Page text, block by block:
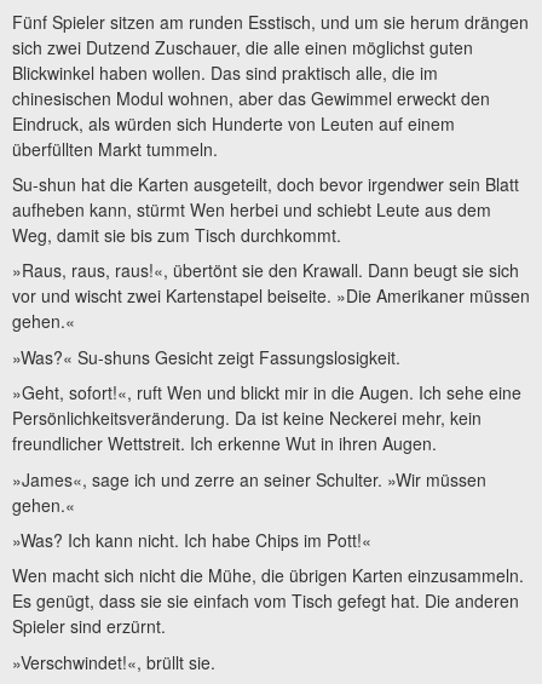
Fünf Spieler sitzen am runden Esstisch, und um sie herum drängen
sich zwei Dutzend Zuschauer, die alle einen möglichst guten
Blickwinkel haben wollen. Das sind praktisch alle, die im
chinesischen Modul wohnen, aber das Gewimmel erweckt den
Eindruck, als würden sich Hunderte von Leuten auf einem
überfüllten Markt tummeln.
Su-shun hat die Karten ausgeteilt, doch bevor irgendwer sein Blatt
aufheben kann, stürmt Wen herbei und schiebt Leute aus dem
Weg, damit sie bis zum Tisch durchkommt.
»Raus, raus, raus!«, übertönt sie den Krawall. Dann beugt sie sich
vor und wischt zwei Kartenstapel beiseite. »Die Amerikaner müssen
gehen.«
»Was?« Su-shuns Gesicht zeigt Fassungslosigkeit.
»Geht, sofort!«, ruft Wen und blickt mir in die Augen. Ich sehe eine
Persönlichkeitsveränderung. Da ist keine Neckerei mehr, kein
freundlicher Wettstreit. Ich erkenne Wut in ihren Augen.
»James«, sage ich und zerre an seiner Schulter. »Wir müssen
gehen.«
»Was? Ich kann nicht. Ich habe Chips im Pott!«
Wen macht sich nicht die Mühe, die übrigen Karten einzusammeln.
Es genügt, dass sie sie einfach vom Tisch gefegt hat. Die anderen
Spieler sind erzürnt.
»Verschwindet!«, brüllt sie.